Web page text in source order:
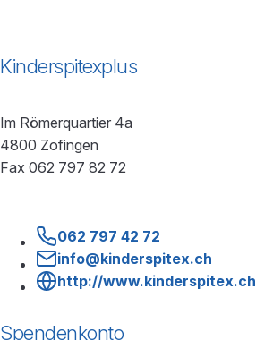
Kinderspitexplus
Im Römerquartier 4a
4800 Zofingen
Fax 062 797 82 72
062 797 42 72
info@kinderspitex.ch
http://www.kinderspitex.ch
Spendenkonto